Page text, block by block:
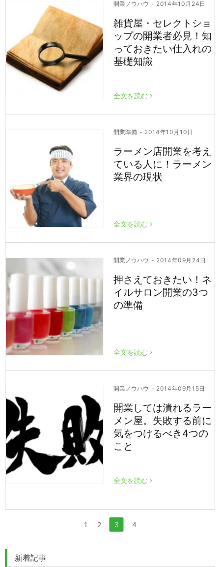
開業ノウハウ - 2014年10月24日
雑貨屋・セレクトショ
ップの開業者必見！知
っておきたい仕入れの
基礎知識
全文を読む
開業準備 - 2014年10月10日
ラーメン店開業を考え
ている人に！ラーメン
業界の現状
全文を読む
開業ノウハウ - 2014年09月24日
押さえておきたい！ネ
イルサロン開業の3つ
の準備
全文を読む
開業ノウハウ - 2014年09月15日
開業しては潰れるラー
メン屋。失敗する前に
気をつけるべき4つの
こと
全文を読む
1 2 3 4
新着記事